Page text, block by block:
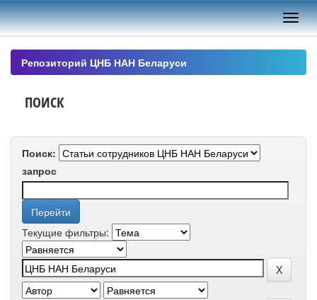
Skip
navigation
Репозиторий ЦНБ НАН Беларуси
ПОИСК
Поиск:
запрос
Текущие фильтры: